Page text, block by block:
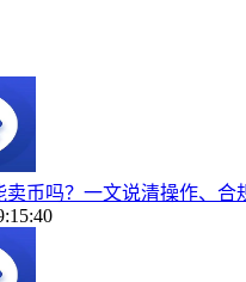
卖币吗？一文说清操作、合